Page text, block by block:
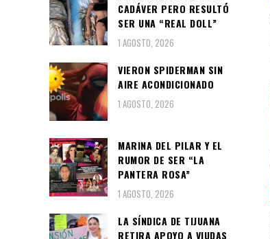
CADÁVER PERO RESULTÓ
SER UNA “REAL DOLL”
1 AGOSTO, 2026
VIERON SPIDERMAN SIN
AIRE ACONDICIONADO
1 AGOSTO, 2026
MARINA DEL PILAR Y EL
RUMOR DE SER “LA
PANTERA ROSA”
1 AGOSTO, 2026
LA SÍNDICA DE TIJUANA
RETIRA APOYO A VIUDAS